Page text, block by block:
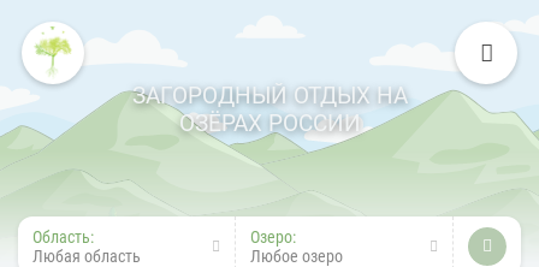
ЗАГОРОДНЫЙ ОТДЫХ НА
ОЗЁРАХ РОССИИ
Область:
Любая область
Озеро:
Любое озеро